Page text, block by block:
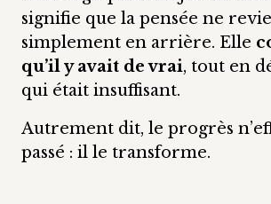
signifie que la pensée ne
simplement en arrière. Elle
qu’il y avait de vrai, tout en
qui était insuffisant.
Autrement dit, le progrès
passé : il le transforme.